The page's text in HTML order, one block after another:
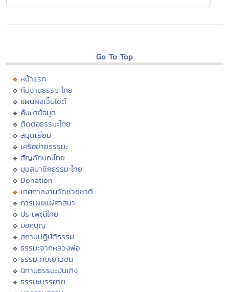
Go To Top
หน้าแรก
ทีมงานธรรมะไทย
แผนผังเว็บไซต์
ค้นหาข้อมูล
ติดต่อธรรมะไทย
สมุดเยี่ยม
เครือข่ายธรรมะ
สัญลักษณ์ไทย
มุมสมาชิกธรรมะไทย
Donation
เทศกาลงานวัดช่วยชาติ
การเผยแผ่ศาสนา
ประเพณีไทย
บอกบุญ
สถานปฏิบัติธรรม
ธรรมะจากหลวงพ่อ
ธรรมะกับเยาวชน
นิทานธรรมะบันเทิง
ธรรมะบรรยาย